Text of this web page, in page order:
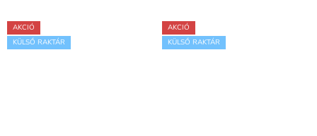
AKCIÓ
KÜLSŐ RAKTÁR
AKCIÓ
KÜLSŐ RAKTÁR